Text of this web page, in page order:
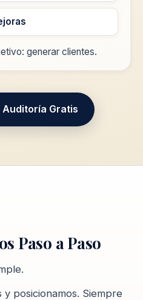
generar clientes.
Auditoría Gratis
Paso a Paso
y posicionamos. Siempre